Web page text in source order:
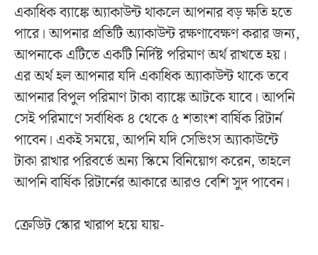
একাধিক ব্যাঙ্কে অ্যাকাউন্ট থাকলে আপনার বড় ক্ষতি হতে
পারে। আপনার প্রতিটি অ্যাকাউন্ট রক্ষণাবেক্ষণ করার জন্য,
আপনাকে এটিতে একটি নির্দিষ্ট পরিমাণ অর্থ রাখতে হয়।
এর অর্থ হল আপনার যদি একাধিক অ্যাকাউন্ট থাকে তবে
আপনার বিপুল পরিমাণ টাকা ব্যাঙ্কে আটকে যাবে। আপনি
সেই পরিমাণে সর্বাধিক ৪ থেকে ৫ শতাংশ বার্ষিক রিটার্ন
পাবেন। একই সময়ে, আপনি যদি সেভিংস অ্যাকাউন্টে
টাকা রাখার পরিবর্তে অন্য স্কিমে বিনিয়োগ করেন, তাহলে
আপনি বার্ষিক রিটার্নের আকারে আরও বেশি সুদ পাবেন।
ক্রেডিট স্কোর খারাপ হয়ে যায়-